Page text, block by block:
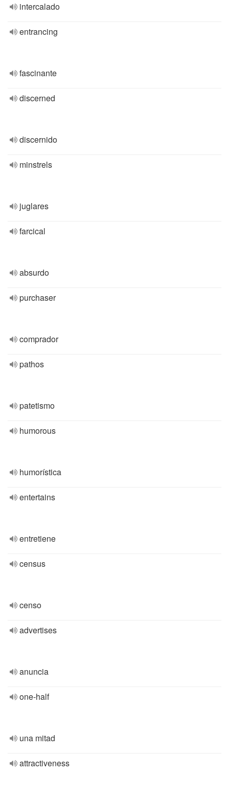
intercalado
entrancing
fascinante
discerned
discernido
minstrels
juglares
farcical
absurdo
purchaser
comprador
pathos
patetismo
humorous
humorística
entertains
entretiene
census
censo
advertises
anuncia
one-half
una mitad
attractiveness